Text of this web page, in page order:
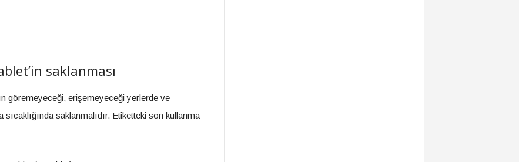
saklanması
göremeyeceği, erişemeyeceği yerlerde ve
sıcaklığında saklanmalıdır. Etiketteki son kullanma